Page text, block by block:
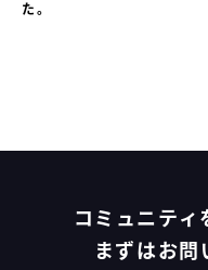
た。
コミュニティ
まずはお問